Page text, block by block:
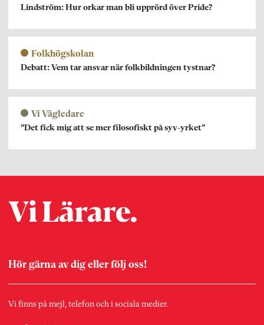
Lindström: Hur orkar man bli upprörd över Pride?
Folkhögskolan
Debatt: Vem tar ansvar när folkbildningen tystnar?
Vi Vägledare
”Det fick mig att se mer filosofiskt på syv-yrket”
Hör gärna av dig eller följ oss!
Vi finns på mejl, telefon och i sociala medier.